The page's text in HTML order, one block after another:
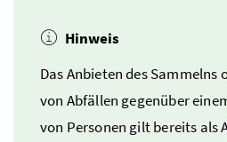
Hinweis
Das Anbieten des Sammelns
von Abfällen gegenüber
von Personen gilt bereits als